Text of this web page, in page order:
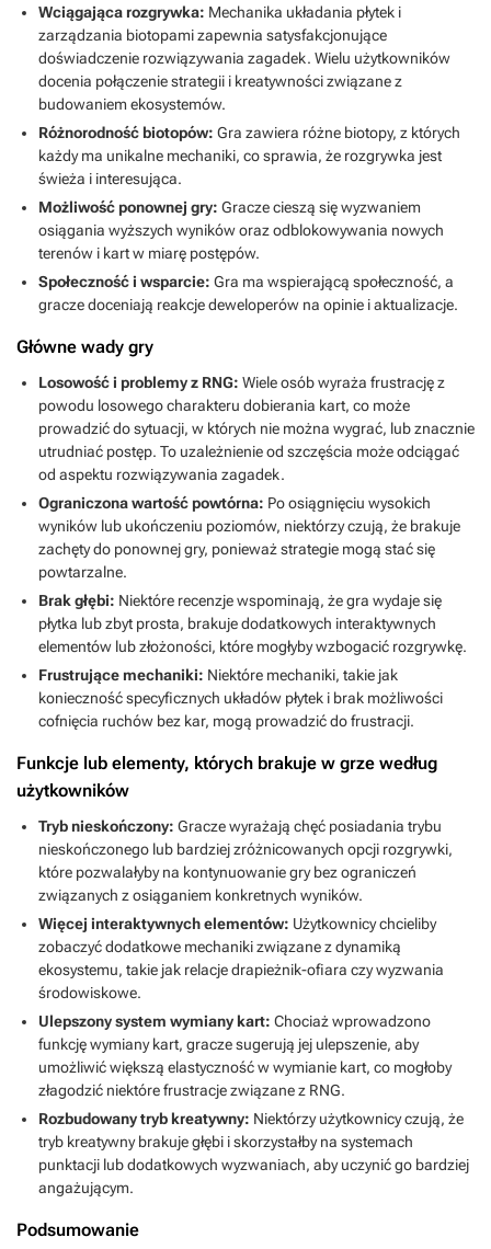
Wciągająca rozgrywka: Mechanika układania płytek i
zarządzania biotopami zapewnia satysfakcjonujące
doświadczenie rozwiązywania zagadek. Wielu użytkowników
docenia połączenie strategii i kreatywności związane z
budowaniem ekosystemów.
Różnorodność biotopów: Gra zawiera różne biotopy, z których
każdy ma unikalne mechaniki, co sprawia, że rozgrywka jest
świeża i interesująca.
Możliwość ponownej gry: Gracze cieszą się wyzwaniem
osiągania wyższych wyników oraz odblokowywania nowych
terenów i kart w miarę postępów.
Społeczność i wsparcie: Gra ma wspierającą społeczność, a
gracze doceniają reakcje deweloperów na opinie i aktualizacje.
Główne wady gry
Losowość i problemy z RNG: Wiele osób wyraża frustrację z
powodu losowego charakteru dobierania kart, co może
prowadzić do sytuacji, w których nie można wygrać, lub znacznie
utrudniać postęp. To uzależnienie od szczęścia może odciągać
od aspektu rozwiązywania zagadek.
Ograniczona wartość powtórna: Po osiągnięciu wysokich
wyników lub ukończeniu poziomów, niektórzy czują, że brakuje
zachęty do ponownej gry, ponieważ strategie mogą stać się
powtarzalne.
Brak głębi: Niektóre recenzje wspominają, że gra wydaje się
płytka lub zbyt prosta, brakuje dodatkowych interaktywnych
elementów lub złożoności, które mogłyby wzbogacić rozgrywkę.
Frustrujące mechaniki: Niektóre mechaniki, takie jak
konieczność specyficznych układów płytek i brak możliwości
cofnięcia ruchów bez kar, mogą prowadzić do frustracji.
Funkcje lub elementy, których brakuje w grze według
użytkowników
Tryb nieskończony: Gracze wyrażają chęć posiadania trybu
nieskończonego lub bardziej zróżnicowanych opcji rozgrywki,
które pozwalałyby na kontynuowanie gry bez ograniczeń
związanych z osiąganiem konkretnych wyników.
Więcej interaktywnych elementów: Użytkownicy chcieliby
zobaczyć dodatkowe mechaniki związane z dynamiką
ekosystemu, takie jak relacje drapieżnik-ofiara czy wyzwania
środowiskowe.
Ulepszony system wymiany kart: Chociaż wprowadzono
funkcję wymiany kart, gracze sugerują jej ulepszenie, aby
umożliwić większą elastyczność w wymianie kart, co mogłoby
złagodzić niektóre frustracje związane z RNG.
Rozbudowany tryb kreatywny: Niektórzy użytkownicy czują, że
tryb kreatywny brakuje głębi i skorzystałby na systemach
punktacji lub dodatkowych wyzwaniach, aby uczynić go bardziej
angażującym.
Podsumowanie